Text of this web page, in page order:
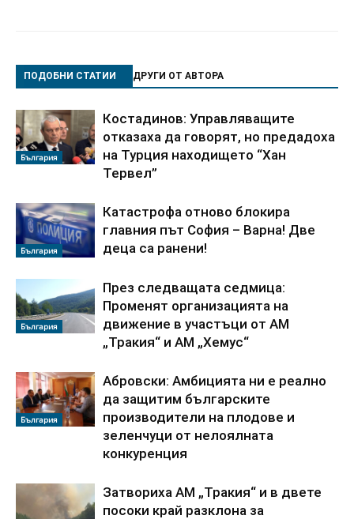
ПОДОБНИ СТАТИИ ДРУГИ ОТ АВТОРА
България
Костадинов: Управляващите
отказаха да говорят, но предадоха
на Турция находището “Хан
Тервел”
България
Катастрофа отново блокира
главния път София – Варна! Две
деца са ранени!
България
През следващата седмица:
Променят организацията на
движение в участъци от АМ
„Тракия“ и АМ „Хемус“
България
Абровски: Амбицията ни е реално
да защитим българските
производители на плодове и
зеленчуци от нелоялната
конкуренция
Затвориха АМ „Тракия“ и в двете
посоки край разклона за